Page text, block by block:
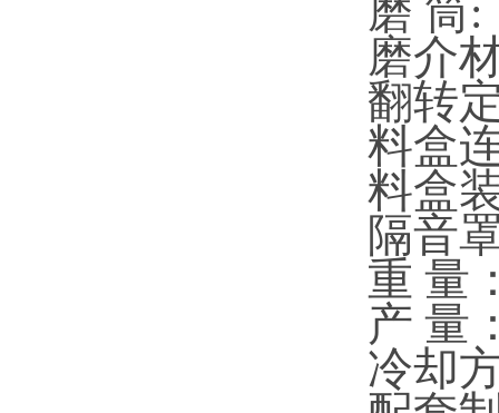
磨 筒
磨介
翻转
料
料盒
隔
重 量
产 量
冷却